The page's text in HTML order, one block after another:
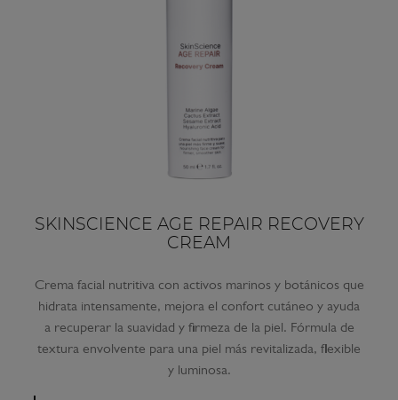
SKINSCIENCE AGE REPAIR RECOVERY
CREAM
Crema facial nutritiva con activos marinos y botánicos que
hidrata intensamente, mejora el confort cutáneo y ayuda
a recuperar la suavidad y firmeza de la piel. Fórmula de
textura envolvente para una piel más revitalizada, flexible
y luminosa.